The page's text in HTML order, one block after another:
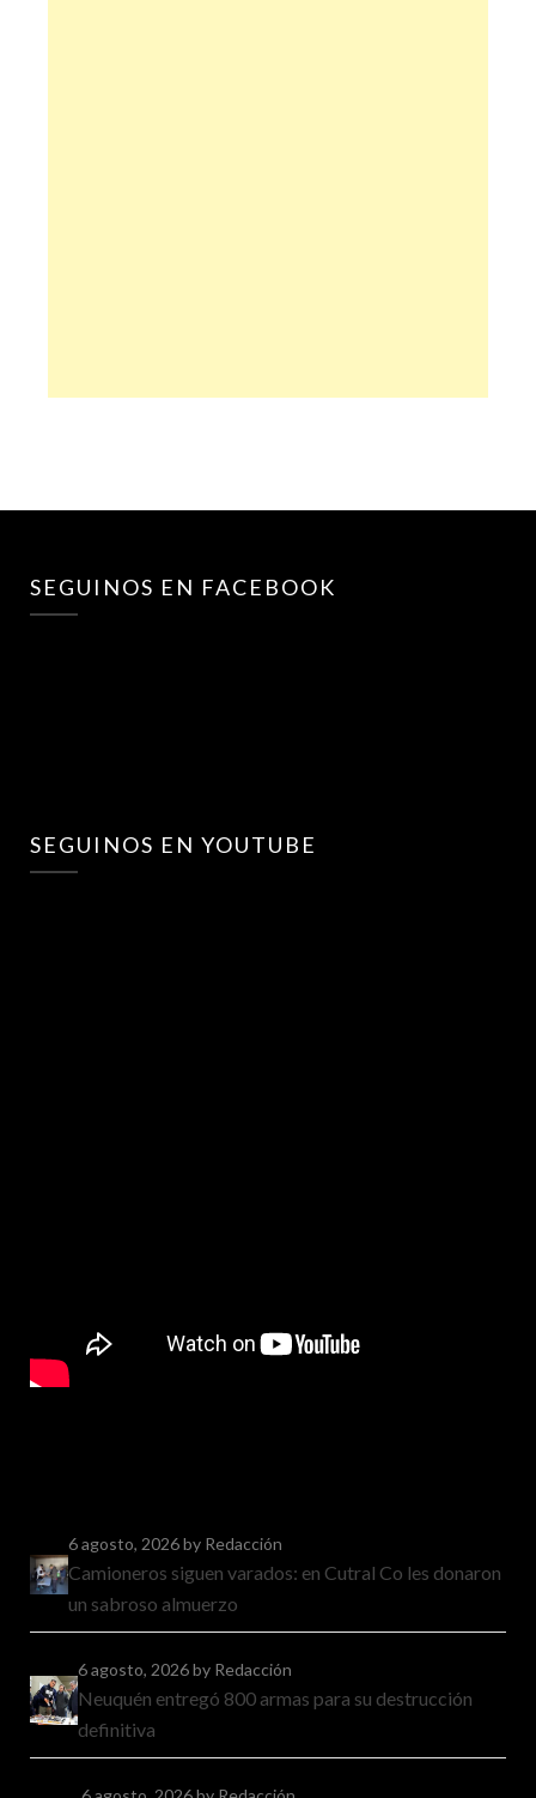
SEGUINOS EN FACEBOOK
SEGUINOS EN YOUTUBE
6 agosto, 2026by Redacción
Camioneros siguen varados: en Cutral Co les donaron
un sabroso almuerzo
6 agosto, 2026by Redacción
Neuquén entregó 800 armas para su destrucción
definitiva